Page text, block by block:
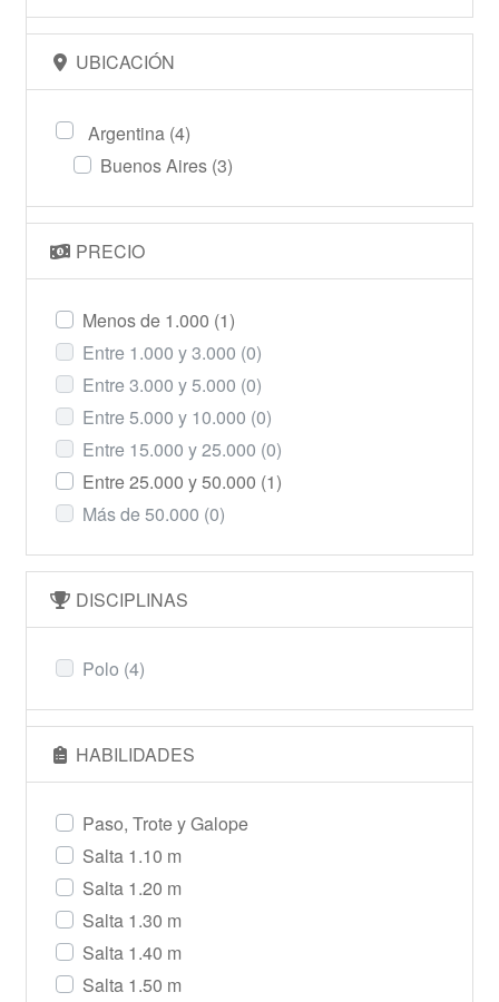
UBICACIÓN
Argentina (4)
Buenos Aires (3)
PRECIO
Menos de 1.000 (1)
Entre 1.000 y 3.000 (0)
Entre 3.000 y 5.000 (0)
Entre 5.000 y 10.000 (0)
Entre 15.000 y 25.000 (0)
Entre 25.000 y 50.000 (1)
Más de 50.000 (0)
DISCIPLINAS
Polo (4)
HABILIDADES
Paso, Trote y Galope
Salta 1.10 m
Salta 1.20 m
Salta 1.30 m
Salta 1.40 m
Salta 1.50 m